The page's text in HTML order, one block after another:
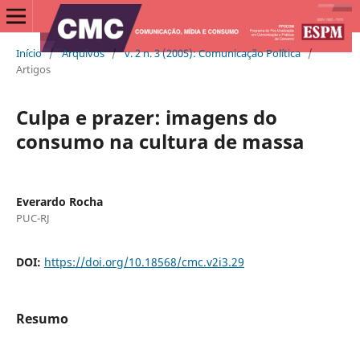
Início / Arquivos / v. 2 n. 3 (2005): Comunicação Política /
Artigos
Culpa e prazer: imagens do
consumo na cultura de massa
Everardo Rocha
PUC-RJ
DOI: https://doi.org/10.18568/cmc.v2i3.29
Resumo